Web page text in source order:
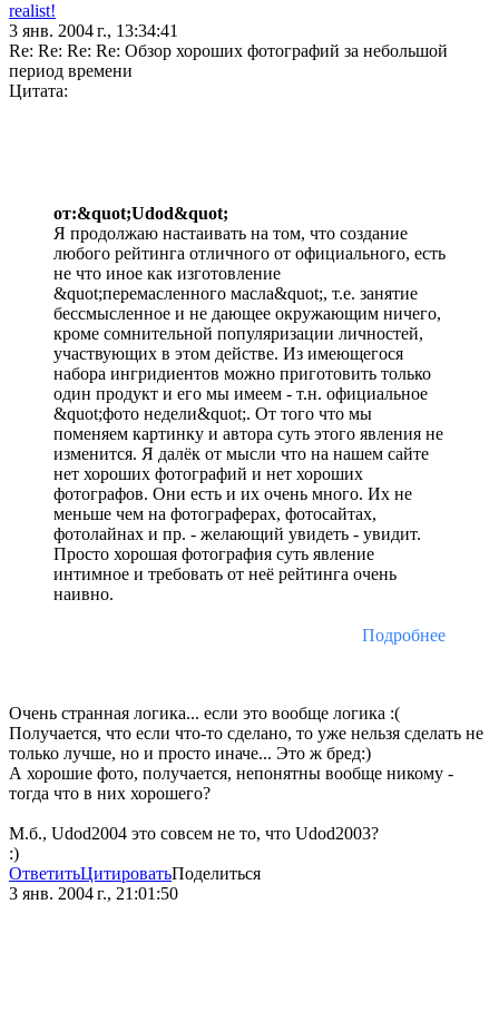
realist!
3 янв. 2004 г., 13:34:41
Re: Re: Re: Re: Обзор хороших фотографий за небольшой
период времени
Цитата:
от:&quot;Udod&quot;
Я продолжаю настаивать на том, что создание
любого рейтинга отличного от официального, есть
не что иное как изготовление
&quot;перемасленного масла&quot;, т.е. занятие
бессмысленное и не дающее окружающим ничего,
кроме сомнительной популяризации личностей,
участвующих в этом действе. Из имеющегося
набора ингридиентов можно приготовить только
один продукт и его мы имеем - т.н. официальное
&quot;фото недели&quot;. От того что мы
поменяем картинку и автора суть этого явления не
изменится. Я далёк от мысли что на нашем сайте
нет хороших фотографий и нет хороших
фотографов. Они есть и их очень много. Их не
меньше чем на фотограферах, фотосайтах,
фотолайнах и пр. - желающий увидеть - увидит.
Просто хорошая фотография суть явление
интимное и требовать от неё рейтинга очень
наивно.
Подробнее
Очень странная логика... если это вообще логика :(
Получается, что если что-то сделано, то уже нельзя сделать не
только лучше, но и просто иначе... Это ж бред:)
А хорошие фото, получается, непонятны вообще никому -
тогда что в них хорошего?
М.б., Udod2004 это совсем не то, что Udod2003?
:)
ОтветитьЦитироватьПоделиться
3 янв. 2004 г., 21:01:50